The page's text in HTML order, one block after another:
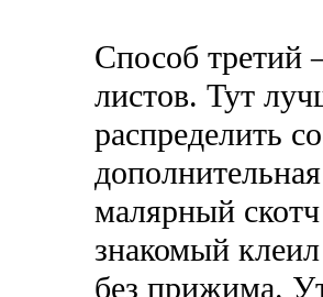
Способ третий
листов. Тут
распределить
малярный
знакомый
без прижима.